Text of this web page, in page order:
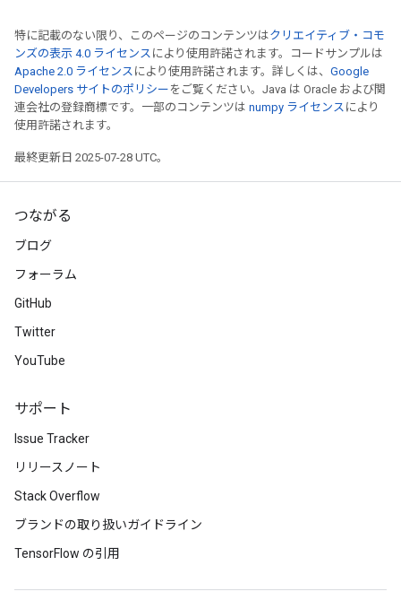
特に記載のない限り、このページのコンテンツはクリエイティブ・コモ
ンズの表示 4.0 ライセンス により使用許諾されます。コードサンプルは
Apache 2.0 ライセンス により使用許諾されます。詳しくは、 Google
Developers サイトのポリシー をご覧ください。Java は Oracle および関
連会社の登録商標です。一部のコンテンツは numpy ライセンス により
使用許諾されます。
最終更新日 2025-07-28 UTC。
つながる
ブログ
フォーラム
GitHub
Twitter
YouTube
サポート
Issue Tracker
リリースノート
Stack Overflow
ブランドの取り扱いガイドライン
TensorFlow の引用